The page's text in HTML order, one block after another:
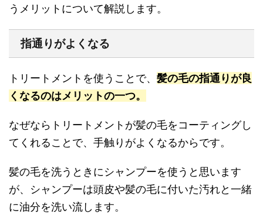
うメリットについて解説します。
指通りがよくなる
トリートメントを使うことで、 髪の毛の指通りが良
くなるのはメリットの一つ。
なぜならトリートメントが髪の毛をコーティングし
てくれることで、手触りがよくなるからです。
髪の毛を洗うときにシャンプーを使うと思います
が、シャンプーは頭皮や髪の毛に付いた汚れと一緒
に油分を洗い流します。